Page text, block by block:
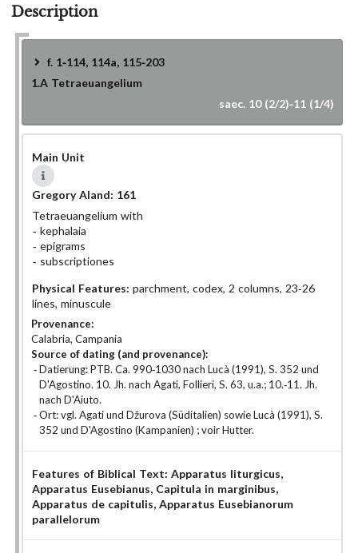
Description
f. 1-114, 114a, 115-203
1.A Tetraeuangelium
saec. 10 (2/2)-11 (1/4)
Main Unit
Gregory Aland: 161
Tetraeuangelium with
kephalaia
epigrams
subscriptiones
Physical Features: parchment, codex, 2 columns, 23-26
lines, minuscule
Provenance:
Calabria, Campania
Source of dating (and provenance):
Datierung: PTB. Ca. 990-1030 nach Lucà (1991), S. 352 und
D'Agostino. 10. Jh. nach Agati, Follieri, S. 63, u.a.; 10.-11. Jh.
nach D'Aiuto.
Ort: vgl. Agati und Džurova (Süditalien) sowie Lucà (1991), S.
352 und D'Agostino (Kampanien) ; voir Hutter.
Features of Biblical Text: Apparatus liturgicus,
Apparatus Eusebianus, Capitula in marginibus,
Apparatus de capitulis, Apparatus Eusebianorum
parallelorum